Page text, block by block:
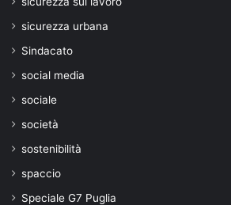
sicurezza urbana
Sindacato
social media
sociale
società
sostenibilità
spaccio
Speciale G7 Puglia